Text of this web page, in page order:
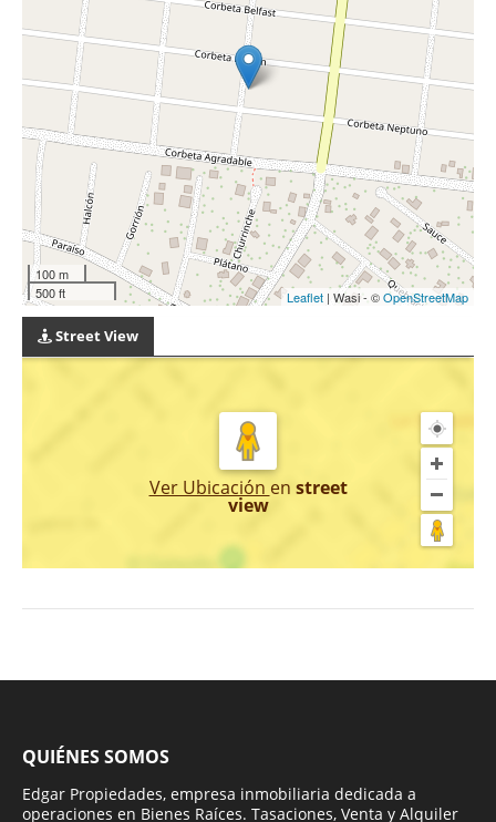
100 m
500 ft
Leaflet | Wasi - ©OpenStreetMap
Street View
Ver Ubicación en street
view
QUIÉNES SOMOS
Edgar Propiedades, empresa inmobiliaria dedicada a
operaciones en Bienes Raíces. Tasaciones, Venta y Alquiler